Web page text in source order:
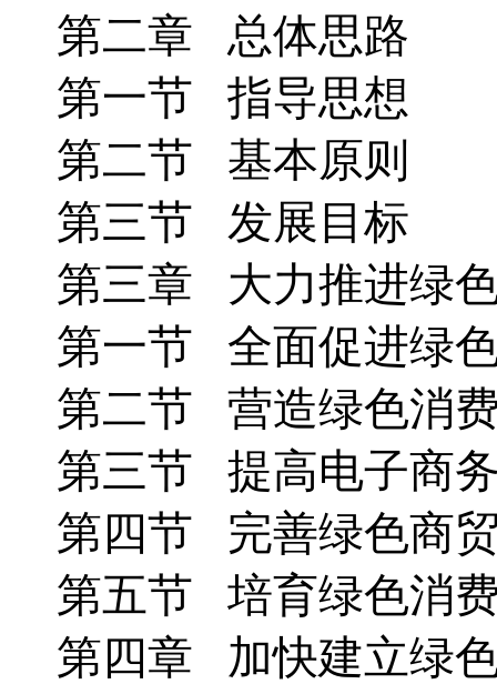
第二章 总体思路
第一节 指导思想
第二节 基本原则
第三节 发展目标
第三章 大力推进绿
第一节 全面促进绿
第二节 营造绿色消
第三节 提高电子商
第四节 完善绿色商
第五节 培育绿色消
第四章 加快建立绿